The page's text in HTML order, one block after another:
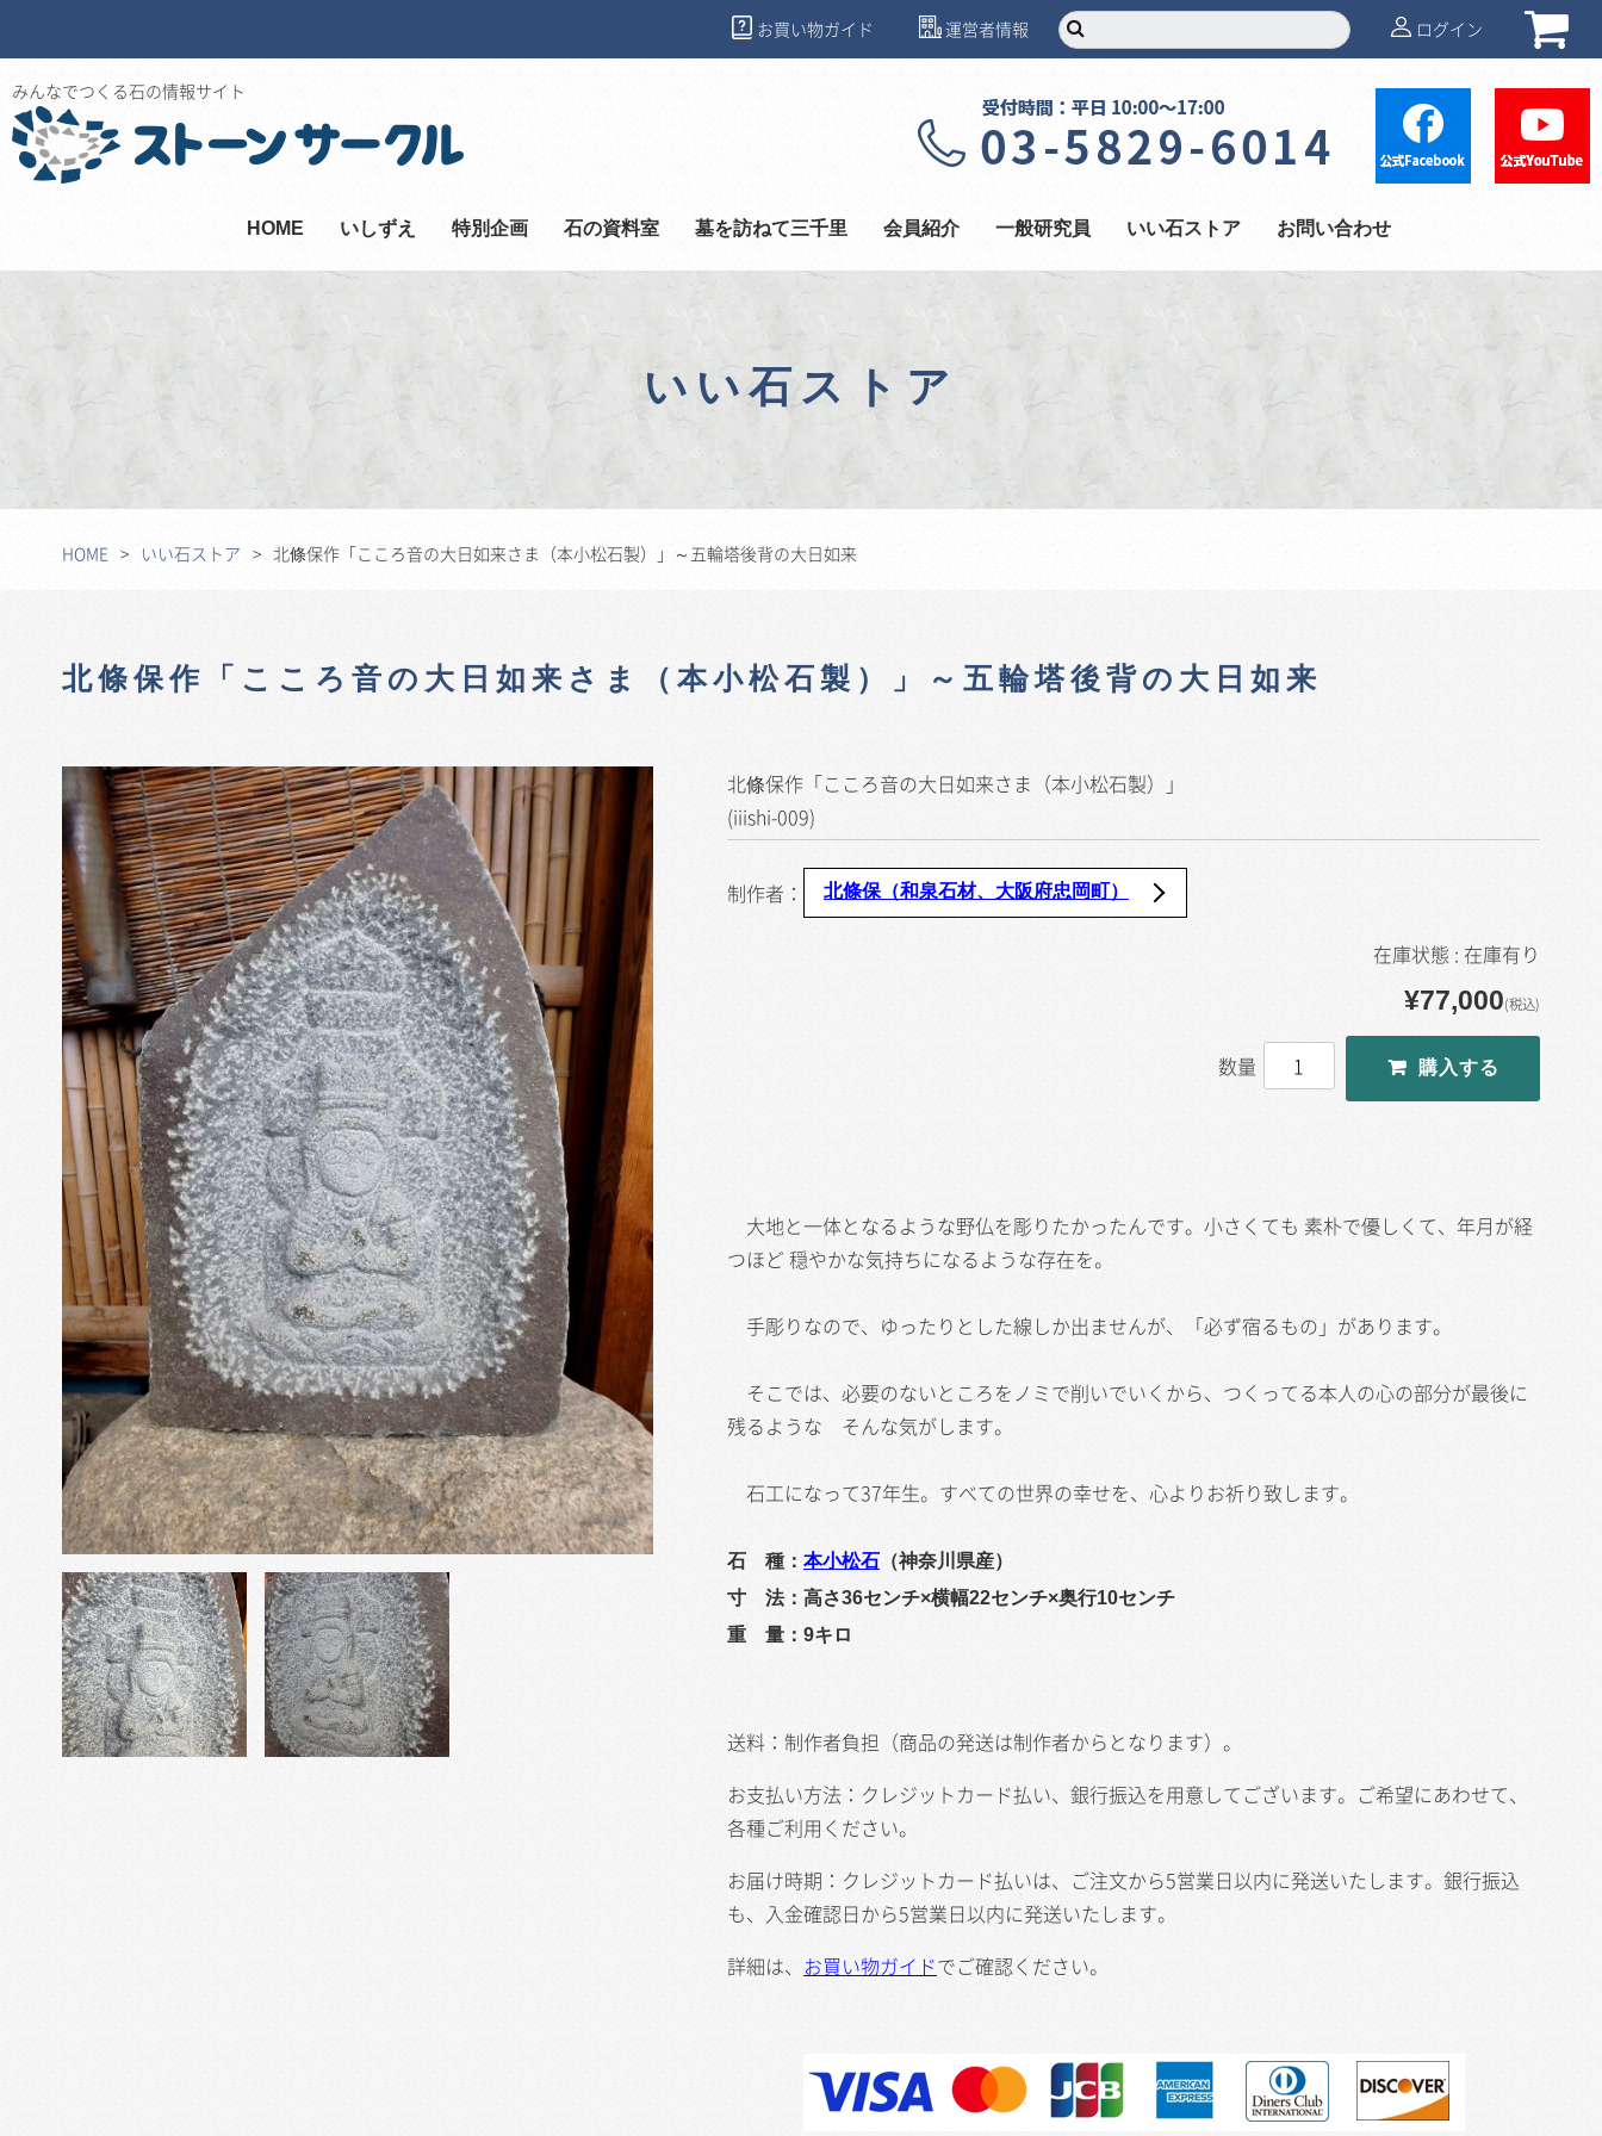
お買い物ガイド 運営者情報 ログイン
みんなでつくる石の情報サイト
HOME いしずえ 特別企画 石の資料室 墓を訪ねて三千里 会員紹介 一般研究員 いい石ストア お問い合わせ
いい石ストア
HOME いい石ストア 北條保作「こころ音の大日如来さま（本小松石製）」～五輪塔後背の大日如来
北條保作「こころ音の大日如来さま（本小松石製）」～五輪塔後背の大日如来
北條保作「こころ音の大日如来さま（本小松石製）」
(iiishi-009)
制作者： 北條保（和泉石材、大阪府忠岡町）
在庫状態 : 在庫有り
¥77,000(税込)
数量
大地と一体となるような野仏を彫りたかったんです。小さくても 素朴で優しくて、年月が経
つほど 穏やかな気持ちになるような存在を。
手彫りなので、ゆったりとした線しか出ませんが、「必ず宿るもの」があります。
そこでは、必要のないところをノミで削いでいくから、つくってる本人の心の部分が最後に
残るような そんな気がします。
石工になって37年生。すべての世界の幸せを、心よりお祈り致します。
石 種： 本小松石 （神奈川県産）
寸 法：高さ36センチ×横幅22センチ×奥行10センチ
重 量：9キロ
送料：制作者負担（商品の発送は制作者からとなります）。
お支払い方法：クレジットカード払い、銀行振込を用意してございます。ご希望にあわせて、
各種ご利用ください。
お届け時期：クレジットカード払いは、ご注文から5営業日以内に発送いたします。銀行振込
も、入金確認日から5営業日以内に発送いたします。
詳細は、 お買い物ガイドでご確認ください。